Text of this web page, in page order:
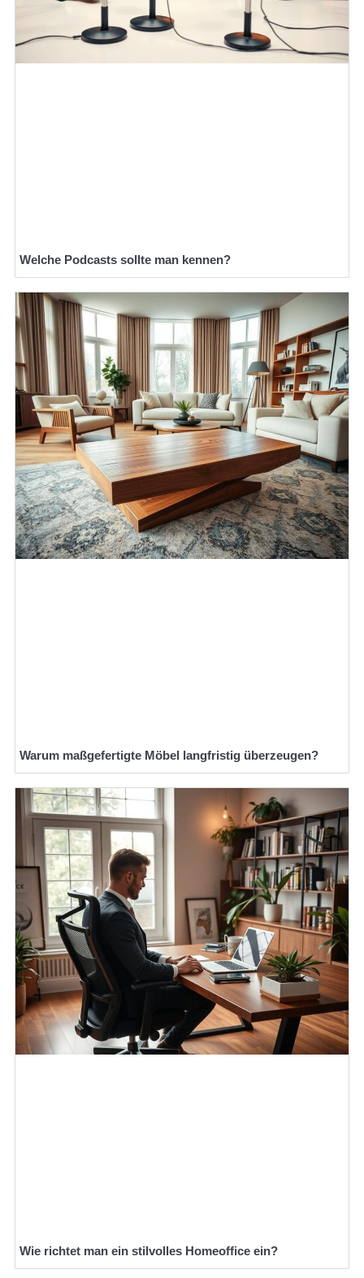
Welche Podcasts sollte man kennen?
Warum maßgefertigte Möbel langfristig überzeugen?
Wie richtet man ein stilvolles Homeoffice ein?